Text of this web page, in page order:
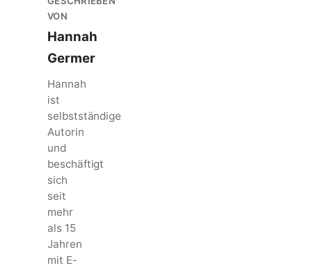
VON
Hannah
Germer
Hannah
ist
selbstständige
Autorin
und
beschäftigt
sich
seit
mehr
als 15
Jahren
mit E-